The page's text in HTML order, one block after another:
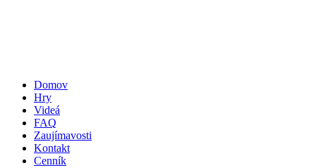
Domov
Hry
Videá
FAQ
Zaujímavosti
Kontakt
Cenník